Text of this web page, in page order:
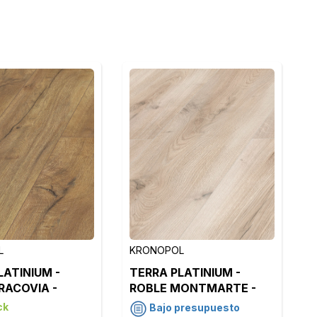
-
-
KRONOPOL
TERRA PLATINIUM -
ROBLE MONTMARTE -
D4920Bajo presupuesto